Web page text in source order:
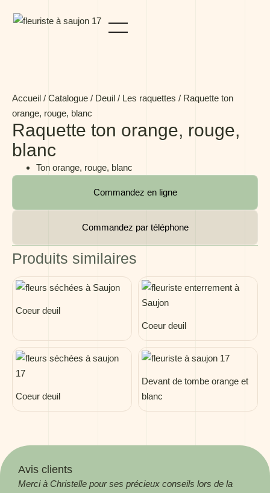
Accueil / Catalogue / Deuil / Les raquettes / Raquette ton
orange, rouge, blanc
Raquette ton orange, rouge,
blanc
Ton orange, rouge, blanc
Commandez en ligne
Commandez par téléphone
Produits similaires
Coeur deuil
Coeur deuil
Coeur deuil
Devant de tombe orange et
blanc
Avis clients
Merci à Christelle pour ses précieux conseils lors de la